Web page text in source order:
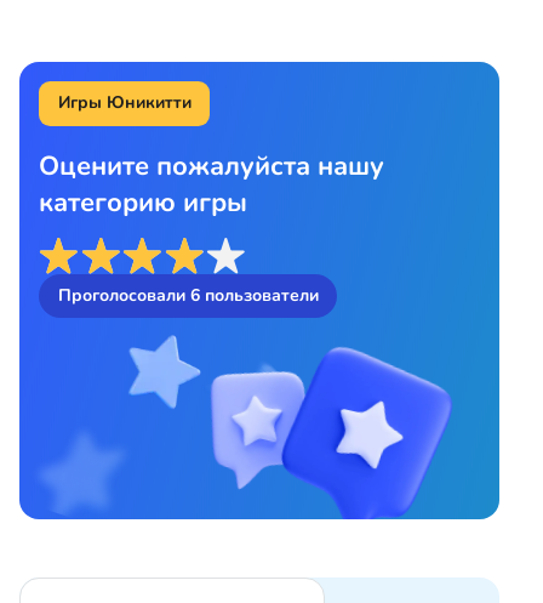
Игры Юникитти
Оцените пожалуйста нашу
категорию игры
Проголосовали 6пользователи